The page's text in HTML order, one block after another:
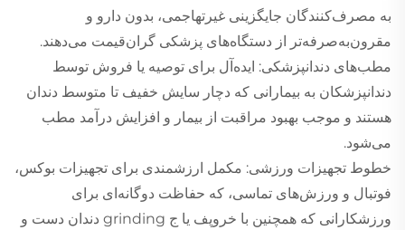
به مصرف‌کنندگان جایگزینی غیرتهاجمی، بدون دارو و
مقرون‌به‌صرفه‌تر از دستگاه‌های پزشکی گران‌قیمت می‌دهند.
مطب‌های دندانپزشکی: ایده‌آل برای توصیه یا فروش توسط
دندانپزشکان به بیمارانی که دچار سایش خفیف تا متوسط دندان
هستند و موجب بهبود مراقبت از بیمار و افزایش درآمد مطب
می‌شود.
خطوط تجهیزات ورزشی: مکمل ارزشمندی برای تجهیزات بوکس،
فوتبال و ورزش‌های تماسی، که حفاظت دوگانه‌ای برای
ورزشکارانی که همچنین با خروپف یا ج grinding دندان دست و